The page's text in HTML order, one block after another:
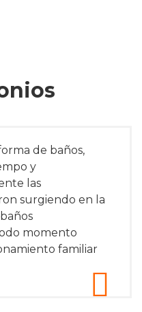
de baños,
y
las
surgiendo en la
momento
familiar